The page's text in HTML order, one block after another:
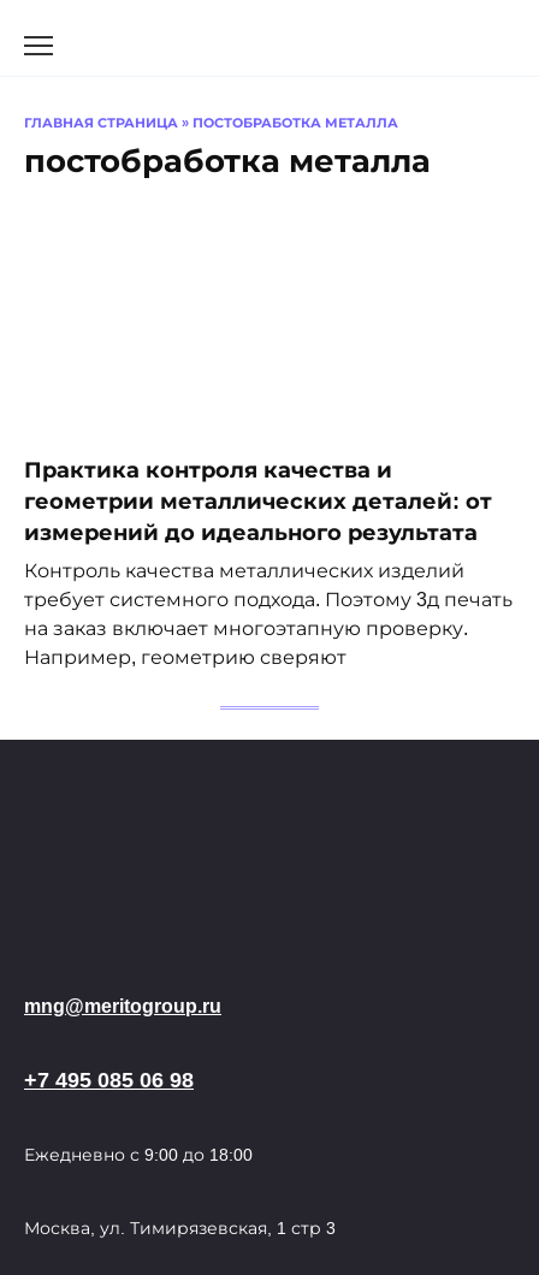
ГЛАВНАЯ СТРАНИЦА » ПОСТОБРАБОТКА МЕТАЛЛА
постобработка металла
Практика контроля качества и
геометрии металлических деталей: от
измерений до идеального результата
Контроль качества металлических изделий
требует системного подхода. Поэтому 3д печать
на заказ включает многоэтапную проверку.
Например, геометрию сверяют
mng@meritogroup.ru
+7 495 085 06 98
Ежедневно с 9:00 до 18:00
Москва, ул. Тимирязевская, 1 стр 3